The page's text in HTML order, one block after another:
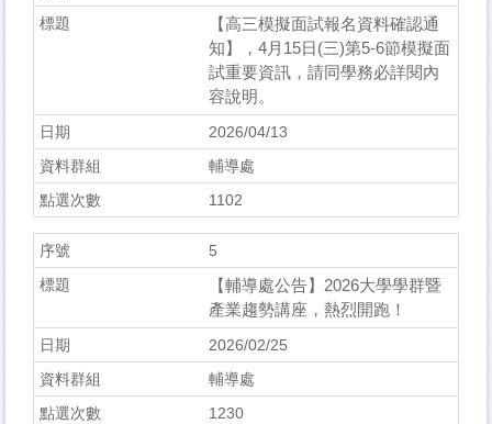
【高三模擬面試報名資料確認通
知】，4月15日(三)第5-6節模擬面
試重要資訊，請同學務必詳閱內
容說明。
2026/04/13
輔導處
1102
5
【輔導處公告】2026大學學群暨
產業趨勢講座，熱烈開跑！
2026/02/25
輔導處
1230